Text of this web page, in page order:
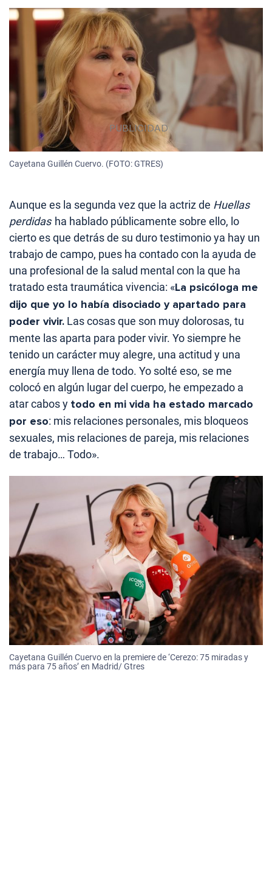
Cayetana Guillén Cuervo. (FOTO: GTRES)
Aunque es la segunda vez que la actriz de Huellas
perdidas ha hablado públicamente sobre ello, lo
cierto es que detrás de su duro testimonio ya hay un
trabajo de campo, pues ha contado con la ayuda de
una profesional de la salud mental con la que ha
tratado esta traumática vivencia: «La psicóloga me
dijo que yo lo había disociado y apartado para
poder vivir. Las cosas que son muy dolorosas, tu
mente las aparta para poder vivir. Yo siempre he
tenido un carácter muy alegre, una actitud y una
energía muy llena de todo. Yo solté eso, se me
colocó en algún lugar del cuerpo, he empezado a
atar cabos y todo en mi vida ha estado marcado
por eso: mis relaciones personales, mis bloqueos
sexuales, mis relaciones de pareja, mis relaciones
de trabajo… Todo».
Cayetana Guillén Cuervo en la premiere de ‘Cerezo: 75 miradas y
más para 75 años’ en Madrid/ Gtres